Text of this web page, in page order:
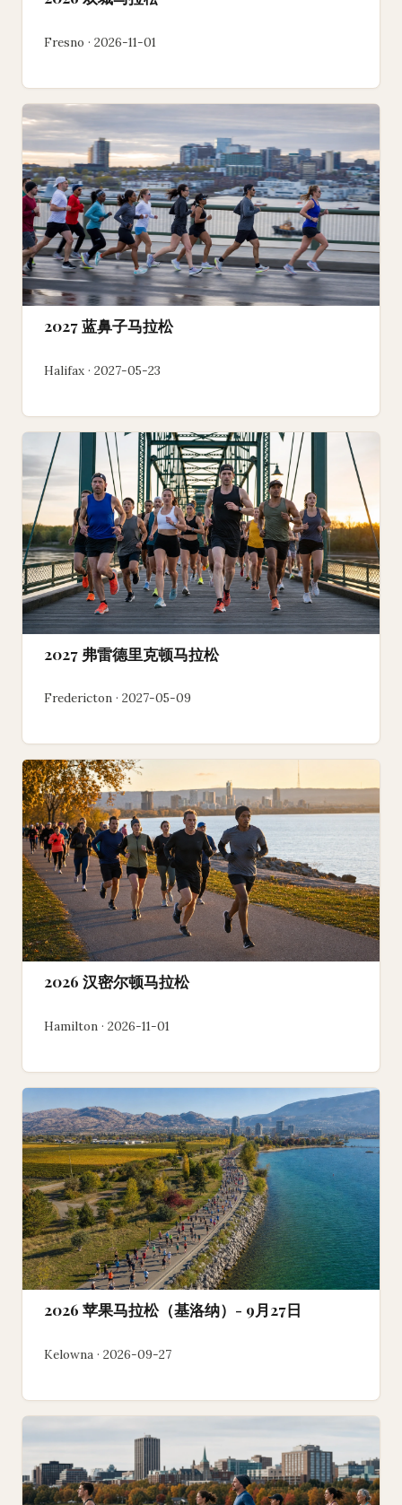
Fresno · 2026-11-01
2027 蓝鼻子马拉松
Halifax · 2027-05-23
2027 弗雷德里克顿马拉松
Fredericton · 2027-05-09
2026 汉密尔顿马拉松
Hamilton · 2026-11-01
2026 苹果马拉松（基洛纳）- 9月27日
Kelowna · 2026-09-27